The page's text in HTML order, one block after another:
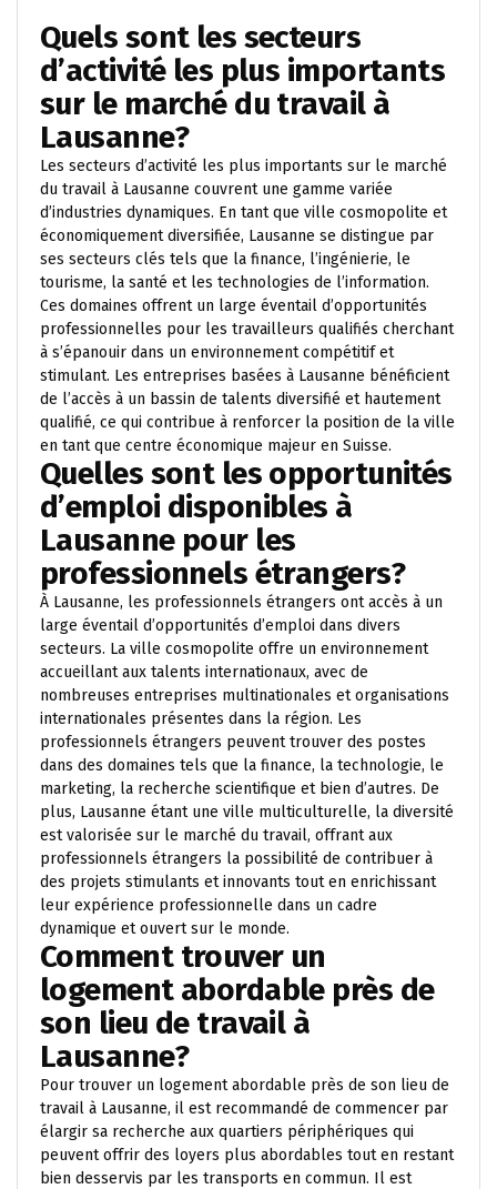
Quels sont les secteurs
d’activité les plus importants
sur le marché du travail à
Lausanne?
Les secteurs d’activité les plus importants sur le marché
du travail à Lausanne couvrent une gamme variée
d’industries dynamiques. En tant que ville cosmopolite et
économiquement diversifiée, Lausanne se distingue par
ses secteurs clés tels que la finance, l’ingénierie, le
tourisme, la santé et les technologies de l’information.
Ces domaines offrent un large éventail d’opportunités
professionnelles pour les travailleurs qualifiés cherchant
à s’épanouir dans un environnement compétitif et
stimulant. Les entreprises basées à Lausanne bénéficient
de l’accès à un bassin de talents diversifié et hautement
qualifié, ce qui contribue à renforcer la position de la ville
en tant que centre économique majeur en Suisse.
Quelles sont les opportunités
d’emploi disponibles à
Lausanne pour les
professionnels étrangers?
À Lausanne, les professionnels étrangers ont accès à un
large éventail d’opportunités d’emploi dans divers
secteurs. La ville cosmopolite offre un environnement
accueillant aux talents internationaux, avec de
nombreuses entreprises multinationales et organisations
internationales présentes dans la région. Les
professionnels étrangers peuvent trouver des postes
dans des domaines tels que la finance, la technologie, le
marketing, la recherche scientifique et bien d’autres. De
plus, Lausanne étant une ville multiculturelle, la diversité
est valorisée sur le marché du travail, offrant aux
professionnels étrangers la possibilité de contribuer à
des projets stimulants et innovants tout en enrichissant
leur expérience professionnelle dans un cadre
dynamique et ouvert sur le monde.
Comment trouver un
logement abordable près de
son lieu de travail à
Lausanne?
Pour trouver un logement abordable près de son lieu de
travail à Lausanne, il est recommandé de commencer par
élargir sa recherche aux quartiers périphériques qui
peuvent offrir des loyers plus abordables tout en restant
bien desservis par les transports en commun. Il est